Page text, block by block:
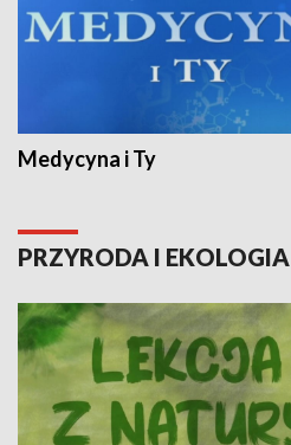
Medycyna i Ty
PRZYRODA I EKOLOGIA